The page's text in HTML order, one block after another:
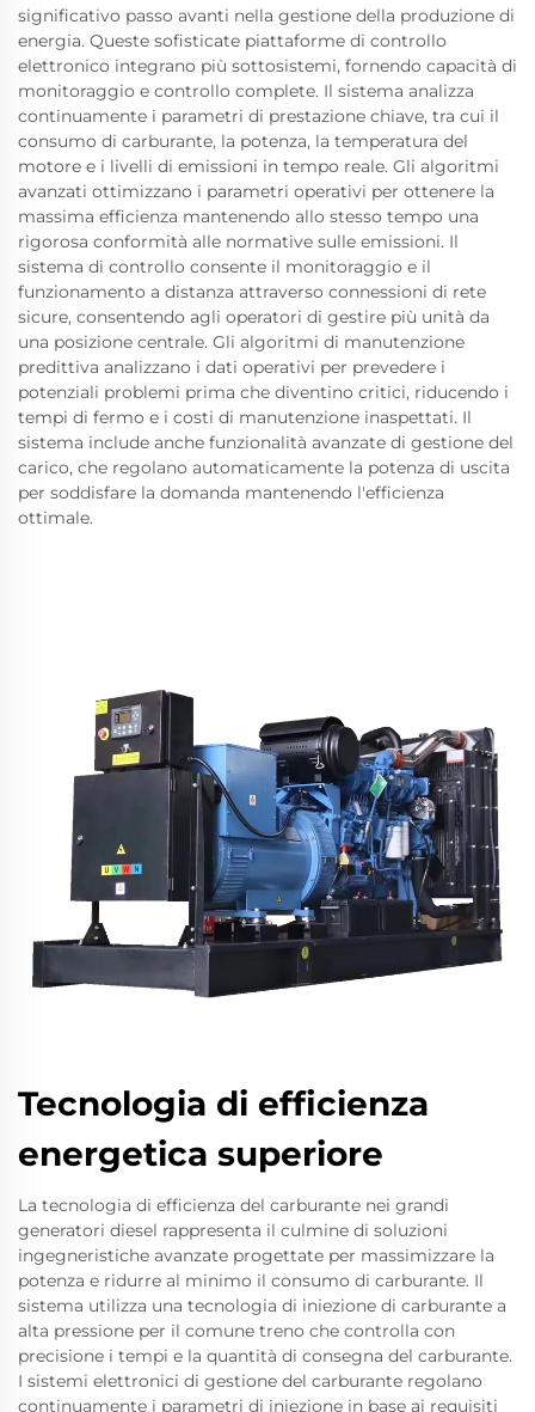
significativo passo avanti nella gestione della produzione di
energia. Queste sofisticate piattaforme di controllo
elettronico integrano più sottosistemi, fornendo capacità di
monitoraggio e controllo complete. Il sistema analizza
continuamente i parametri di prestazione chiave, tra cui il
consumo di carburante, la potenza, la temperatura del
motore e i livelli di emissioni in tempo reale. Gli algoritmi
avanzati ottimizzano i parametri operativi per ottenere la
massima efficienza mantenendo allo stesso tempo una
rigorosa conformità alle normative sulle emissioni. Il
sistema di controllo consente il monitoraggio e il
funzionamento a distanza attraverso connessioni di rete
sicure, consentendo agli operatori di gestire più unità da
una posizione centrale. Gli algoritmi di manutenzione
predittiva analizzano i dati operativi per prevedere i
potenziali problemi prima che diventino critici, riducendo i
tempi di fermo e i costi di manutenzione inaspettati. Il
sistema include anche funzionalità avanzate di gestione del
carico, che regolano automaticamente la potenza di uscita
per soddisfare la domanda mantenendo l'efficienza
ottimale.
Tecnologia di efficienza
energetica superiore
La tecnologia di efficienza del carburante nei grandi
generatori diesel rappresenta il culmine di soluzioni
ingegneristiche avanzate progettate per massimizzare la
potenza e ridurre al minimo il consumo di carburante. Il
sistema utilizza una tecnologia di iniezione di carburante a
alta pressione per il comune treno che controlla con
precisione i tempi e la quantità di consegna del carburante.
I sistemi elettronici di gestione del carburante regolano
continuamente i parametri di iniezione in base ai requisiti